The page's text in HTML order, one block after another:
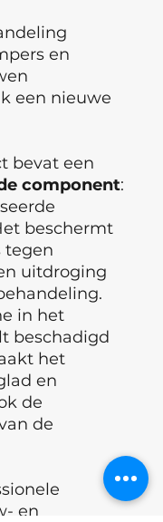
en
een nieuwe
bevat een
component:
beschermt
tegen
uitdroging
in het
beschadigd
het
en
de
de
en